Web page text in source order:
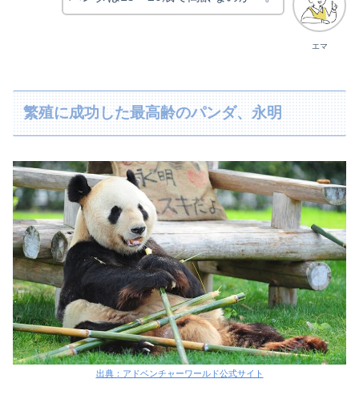
エマ
繁殖に成功した最高齢のパンダ、永明
出典：アドベンチャーワールド公式サイト